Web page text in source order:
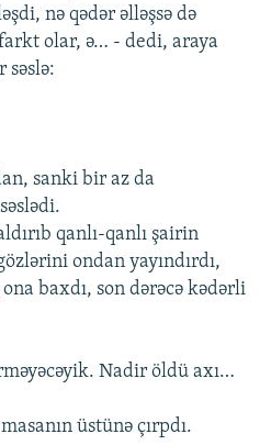
nə qədər əlləşsə də
olar, ə… - dedi, araya
səslə:
sanki bir az da
qanlı-qanlı şairin
ondan yayındırdı,
baxdı, son dərəcə kədərli
Nadir öldü axı…
üstünə çırpdı.